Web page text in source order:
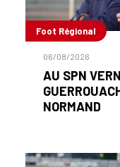
Foot Régional
06/08/2026
AU SPN
NORMAND